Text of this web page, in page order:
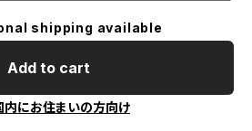
shipping available
Add to cart
内にお住まいの方向け